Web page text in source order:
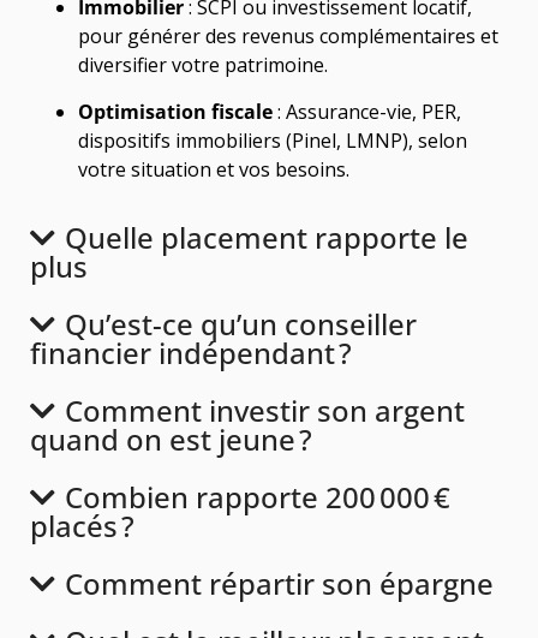
Immobilier: SCPI ou investissement locatif,
pour générer des revenus complémentaires et
diversifier votre patrimoine.
Optimisation fiscale: Assurance-vie, PER,
dispositifs immobiliers (Pinel, LMNP), selon
votre situation et vos besoins.
Quelle placement rapporte le
plus
Qu’est-ce qu’un conseiller
financier indépendant ?
Comment investir son argent
quand on est jeune ?
Combien rapporte 200 000 €
placés ?
Comment répartir son épargne